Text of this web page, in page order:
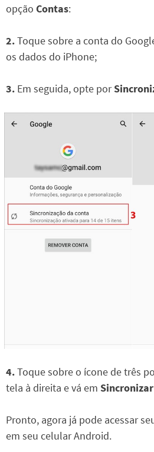
opção Contas:
2.Toque sobre a conta do
os dados do iPhone;
3. Em seguida, opte por
4.Toque sobre o ícone de três
tela à direita e vá em
Pronto, agora já pode acessar
em seu celular Android.